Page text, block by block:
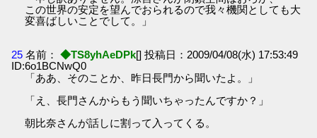
この世界の安定を望んでおられるので我々機関としても大
変喜ばしいことでして。」
25 名前： ◆TS8yhAeDPk[] 投稿日：2009/04/08(水) 17:53:49
ID:6o1BCNwQ0
「ああ、そのことか、昨日長門から聞いたよ。」
「え、長門さんからもう聞いちゃったんですか？」
朝比奈さんが話しに割って入ってくる。